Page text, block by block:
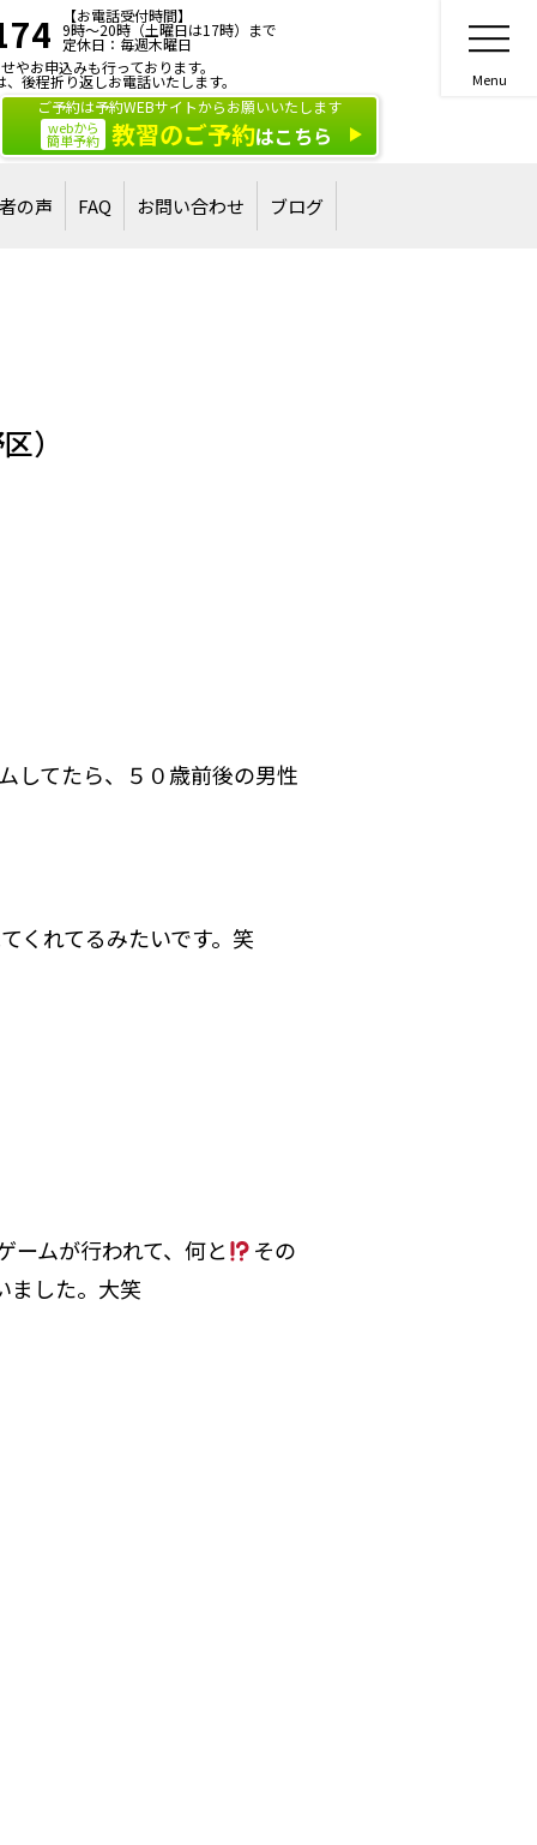
【お電話受付時間】
9時～20時（土曜日は17時）まで
定休日：毎週木曜日
お申込みも行っております。
後程折り返しお電話いたします。
ご予約は予約WEBサイトからお願いいたします
webから
簡単予約 教習のご予約はこちら
の声 FAQ お問い合わせ ブログ
）
してたら、５０歳前後の男性
くれてるみたいです。笑
ムが行われて、何と
その
ました。大笑